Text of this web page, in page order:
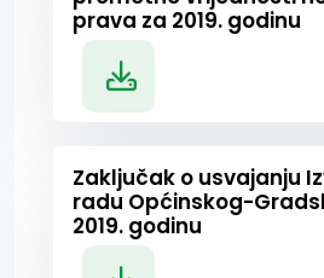
prava za 2019. godinu
Zaključak o usvajanju
radu Općinskog-
2019. godinu